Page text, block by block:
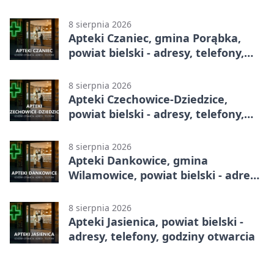
8 sierpnia 2026
Apteki Czaniec, gmina Porąbka,
powiat bielski - adresy, telefony,
8 sierpnia 2026
Apteki Czechowice-Dziedzice,
powiat bielski - adresy, telefony,
8 sierpnia 2026
Apteki Dankowice, gmina
Wilamowice, powiat bielski - adresy,
8 sierpnia 2026
Apteki Jasienica, powiat bielski -
adresy, telefony, godziny otwarcia